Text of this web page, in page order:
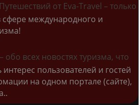
от Eva-Travel – только
сфере международного и
обо всех новостях туризма, что
пользователей и гостей
на одном портале (сайте),